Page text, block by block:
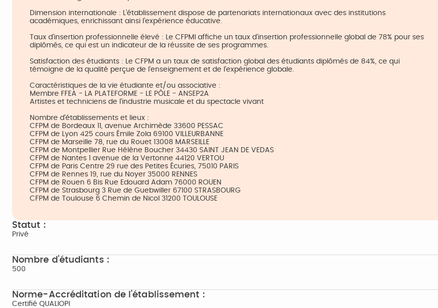
Dimension internationale : L’établissement dispose de partenariats internationaux avec des institutions
académiques, enrichissant ainsi l’expérience éducative.
Taux d’insertion professionnelle élevé : Le CFPMI affiche un taux d’insertion professionnelle global de 78% pour ses
diplômés, ce qui est un indicateur de la réussite de ses programmes.
Satisfaction des étudiants : Le CFPM a un taux de satisfaction global des étudiants diplômés de 84%, ce qui
témoigne de la qualité perçue de l’enseignement et de l’expérience globale.
Caractéristiques de la vie étudiante et/ou associative :
Membre FFEA - LA PLATEFORME - LE PÔLE - ANSEP2A
Artistes et techniciens de l'industrie musicale et du spectacle vivant
Nombre d'établissements et lieux :
CFPM de Bordeaux 11, avenue Archimède 33600 PESSAC
CFPM de Lyon 425 cours Émile Zola 69100 VILLEURBANNE
CFPM de Marseille 78, rue du Rouet 13008 MARSEILLE
CFPM de Montpellier Rue Hélène Boucher 34430 SAINT JEAN DE VEDAS
CFPM de Nantes 1 avenue de la Vertonne 44120 VERTOU
CFPM de Paris Centre 29 rue des Petites Écuries, 75010 PARIS
CFPM de Rennes 19, rue du Noyer 35000 RENNES
CFPM de Rouen 6 Bis Rue Edouard Adam 76000 ROUEN
CFPM de Strasbourg 3 Rue de Guebwiller 67100 STRASBOURG
CFPM de Toulouse 6 Chemin de Nicol 31200 TOULOUSE
Statut :
Privé
Nombre d'étudiants :
500
Norme-Accréditation de l'établissement :
Certifié QUALIOPI